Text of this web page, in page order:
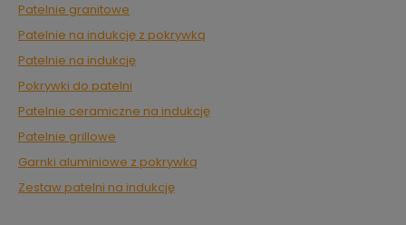
Patelnie granitowe
Patelnie na indukcję z pokrywką
Patelnie na indukcję
Pokrywki do patelni
Patelnie ceramiczne na indukcję
Patelnie grillowe
Garnki aluminiowe z pokrywką
Zestaw patelni na indukcję